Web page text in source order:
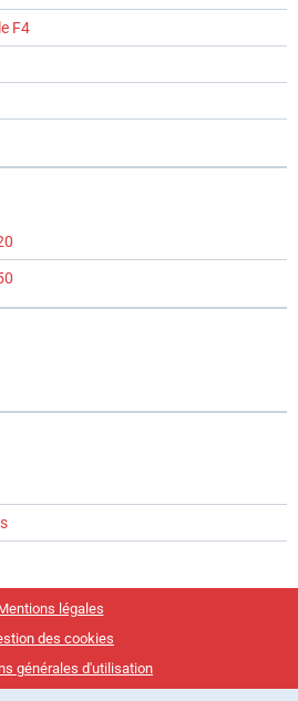
F4
légales
des cookies
générales d'utilisation